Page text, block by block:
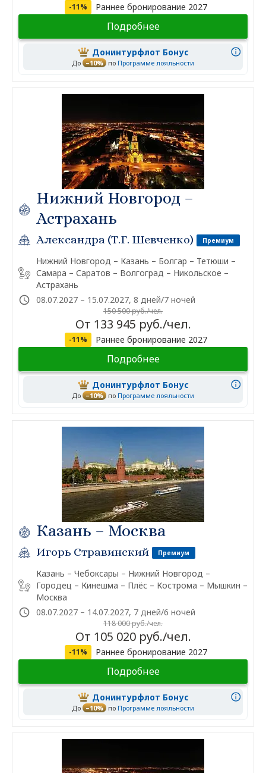
-11% Раннее бронирование 2027
Подробнее
Донинтурфлот Бонус
До –10% по Программе лояльности
Нижний Новгород –
Астрахань
Александра (Т.Г. Шевченко) Премиум
Нижний Новгород – Казань – Болгар – Тетюши –
Самара – Саратов – Волгоград – Никольское –
Астрахань
08.07.2027 – 15.07.2027, 8 дней/7 ночей
150 500 руб./чел.
От 133 945 руб./чел.
-11% Раннее бронирование 2027
Подробнее
Донинтурфлот Бонус
До –10% по Программе лояльности
Казань – Москва
Игорь Стравинский Премиум
Казань – Чебоксары – Нижний Новгород –
Городец – Кинешма – Плёс – Кострома – Мышкин –
Москва
08.07.2027 – 14.07.2027, 7 дней/6 ночей
118 000 руб./чел.
От 105 020 руб./чел.
-11% Раннее бронирование 2027
Подробнее
Донинтурфлот Бонус
До –10% по Программе лояльности